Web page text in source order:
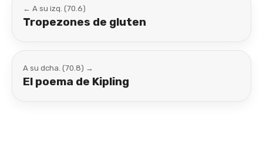
← A su izq. (70.6)
Tropezones de gluten
A su dcha. (70.8) →
El poema de Kipling